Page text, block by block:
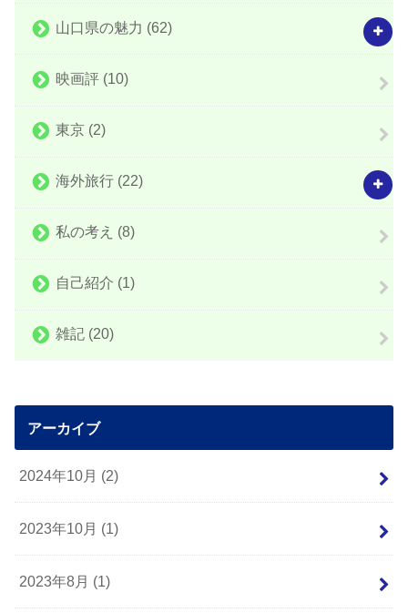
山口県の魅力 (62)
映画評 (10)
東京 (2)
海外旅行 (22)
私の考え (8)
自己紹介 (1)
雑記 (20)
アーカイブ
2024年10月 (2)
2023年10月 (1)
2023年8月 (1)